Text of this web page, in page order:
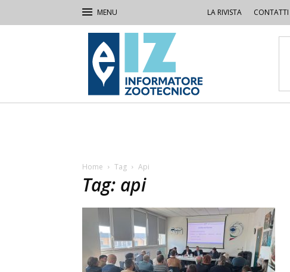
LA RIVISTA CONTATTI
IZ
Informatore
Zootecnico
Home Tag Api
Tag: api